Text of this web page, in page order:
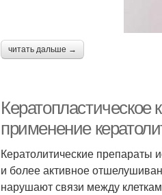
читать дальше →
Кератопластическое
применение
Кератолитические препараты
и более активное
нарушают связи между